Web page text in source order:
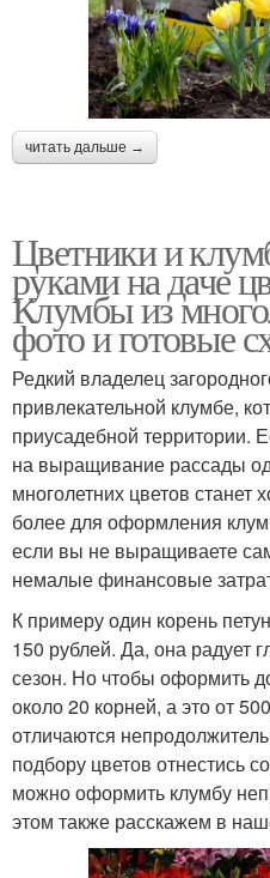
читать дальше →
Цветники и
руками на даче
Клумбы из
фото и готовые
Редкий владелец
привлекательной клумбе,
приусадебной территории.
на выращивание рассады
многолетних цветов
более для оформления
если вы не выращиваете
немалые финансовые
К примеру один корень
150 рублей. Да, она радует
сезон. Но чтобы оформить
около 20 корней, а это от
отличаются
подбору цветов отнестись
можно оформить клумбу
этом также расскажем в